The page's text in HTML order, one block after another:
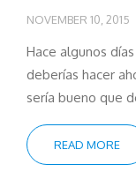
NOVEMBER 10, 2015
Hace algunos
deberías hacer
sería bueno que
READ MORE